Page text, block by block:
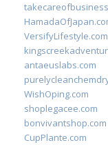
VersifyLifestyle.com
antaeuslabs.com
WishOping.com
shoplegacee.com
bonvivantshop.com
CupPlante.com